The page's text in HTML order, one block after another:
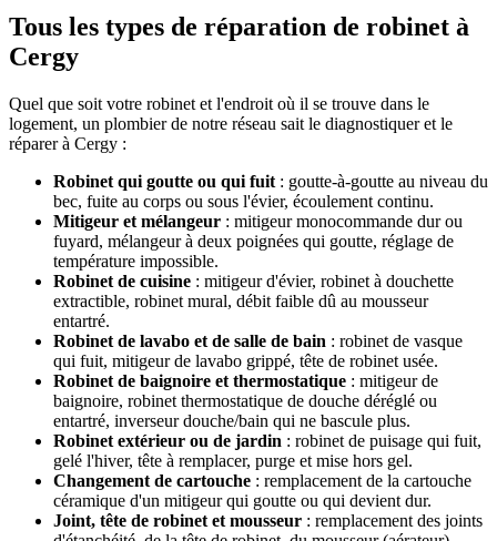
Tous les types de réparation de robinet à
Cergy
Quel que soit votre robinet et l'endroit où il se trouve dans le
logement, un plombier de notre réseau sait le diagnostiquer et le
réparer à Cergy :
Robinet qui goutte ou qui fuit : goutte-à-goutte au niveau du
bec, fuite au corps ou sous l'évier, écoulement continu.
Mitigeur et mélangeur : mitigeur monocommande dur ou
fuyard, mélangeur à deux poignées qui goutte, réglage de
température impossible.
Robinet de cuisine : mitigeur d'évier, robinet à douchette
extractible, robinet mural, débit faible dû au mousseur
entartré.
Robinet de lavabo et de salle de bain : robinet de vasque
qui fuit, mitigeur de lavabo grippé, tête de robinet usée.
Robinet de baignoire et thermostatique : mitigeur de
baignoire, robinet thermostatique de douche déréglé ou
entartré, inverseur douche/bain qui ne bascule plus.
Robinet extérieur ou de jardin : robinet de puisage qui fuit,
gelé l'hiver, tête à remplacer, purge et mise hors gel.
Changement de cartouche : remplacement de la cartouche
céramique d'un mitigeur qui goutte ou qui devient dur.
Joint, tête de robinet et mousseur : remplacement des joints